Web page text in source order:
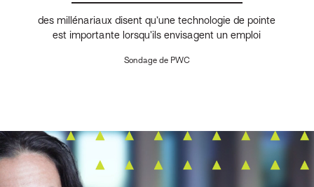
des millénariaux disent qu’une technologie de pointe
est importante lorsqu’ils envisagent un emploi
Sondage de PWC